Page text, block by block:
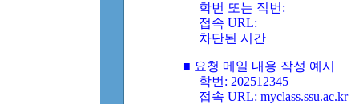
학번 또는 직번:
접속 URL:
차단된 시간
■ 요청 메일 내용 작성 예시
학번: 202512345
접속 URL: myclass.ssu.ac.kr